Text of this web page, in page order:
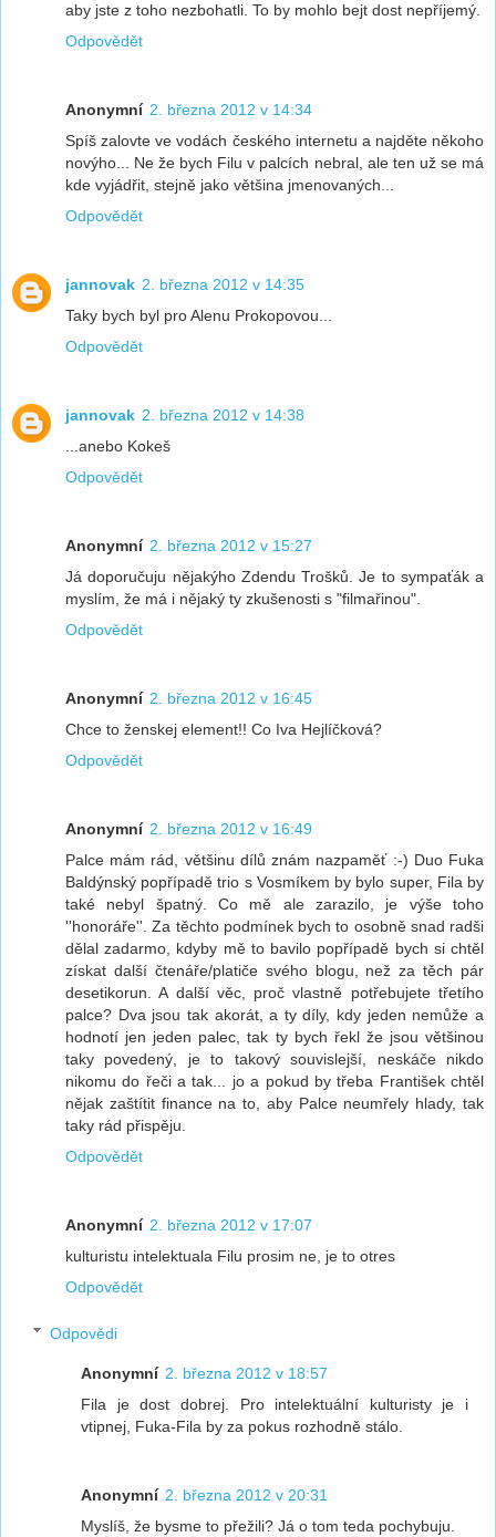
aby jste z toho nezbohatli. To by mohlo bejt dost nepříjemý.
Odpovědět
Anonymní 2. března 2012 v 14:34
Spíš zalovte ve vodách českého internetu a najděte někoho
novýho... Ne že bych Filu v palcích nebral, ale ten už se má
kde vyjádřit, stejně jako většina jmenovaných...
Odpovědět
jannovak 2. března 2012 v 14:35
Taky bych byl pro Alenu Prokopovou...
Odpovědět
jannovak 2. března 2012 v 14:38
...anebo Kokeš
Odpovědět
Anonymní 2. března 2012 v 15:27
Já doporučuju nějakýho Zdendu Trošků. Je to sympaťák a
myslím, že má i nějaký ty zkušenosti s "filmařinou".
Odpovědět
Anonymní 2. března 2012 v 16:45
Chce to ženskej element!! Co Iva Hejlíčková?
Odpovědět
Anonymní 2. března 2012 v 16:49
Palce mám rád, většinu dílů znám nazpaměť :-) Duo Fuka
Baldýnský popřípadě trio s Vosmíkem by bylo super, Fila by
také nebyl špatný. Co mě ale zarazilo, je výše toho
''honoráře''. Za těchto podmínek bych to osobně snad radši
dělal zadarmo, kdyby mě to bavilo popřípadě bych si chtěl
získat další čtenáře/platiče svého blogu, než za těch pár
desetikorun. A další věc, proč vlastně potřebujete třetího
palce? Dva jsou tak akorát, a ty díly, kdy jeden nemůže a
hodnotí jen jeden palec, tak ty bych řekl že jsou většinou
taky povedený, je to takový souvislejší, neskáče nikdo
nikomu do řeči a tak... jo a pokud by třeba František chtěl
nějak zaštítit finance na to, aby Palce neumřely hlady, tak
taky rád přispěju.
Odpovědět
Anonymní 2. března 2012 v 17:07
kulturistu intelektuala Filu prosim ne, je to otres
Odpovědět
Odpovědi
Anonymní 2. března 2012 v 18:57
Fila je dost dobrej. Pro intelektuální kulturisty je i
vtipnej, Fuka-Fila by za pokus rozhodně stálo.
Anonymní 2. března 2012 v 20:31
Myslíš, že bysme to přežili? Já o tom teda pochybuju.